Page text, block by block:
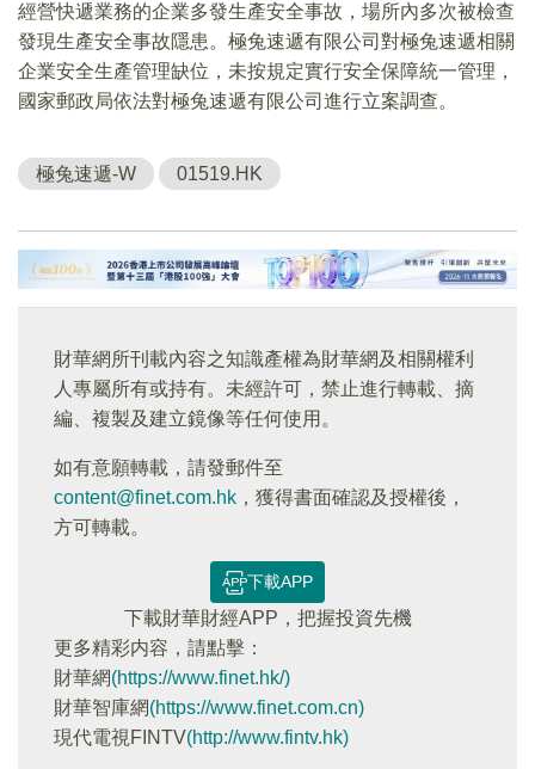
經營快遞業務的企業多發生產安全事故，場所內多次被檢查
發現生產安全事故隱患。極兔速遞有限公司對極兔速遞相關
企業安全生產管理缺位，未按規定實行安全保障統一管理，
國家郵政局依法對極兔速遞有限公司進行立案調查。
極兔速遞-W 01519.HK
財華網所刊載內容之知識產權為財華網及相關權利
人專屬所有或持有。未經許可，禁止進行轉載、摘
編、複製及建立鏡像等任何使用。
如有意願轉載，請發郵件至
content@finet.com.hk ，獲得書面確認及授權後，
方可轉載。
下載APP
下載財華財經APP，把握投資先機
更多精彩内容，請點擊：
財華網(https://www.finet.hk/)
財華智庫網(https://www.finet.com.cn)
現代電視FINTV(http://www.fintv.hk)